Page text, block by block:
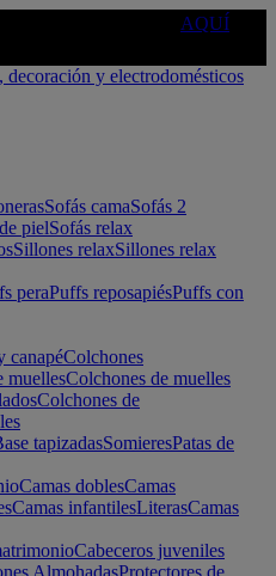
AQUÍ
Sofás camaSofás 2
pielSofás relax
Sillones relaxSillones relax
peraPuffs reposapiésPuffs con
canapéColchones
muellesColchones de muelles
Colchones de
tapizadasSomieresPatas de
Camas doblesCamas
Camas infantilesLiterasCamas
Cabeceros juveniles
AlmohadasProtectores de